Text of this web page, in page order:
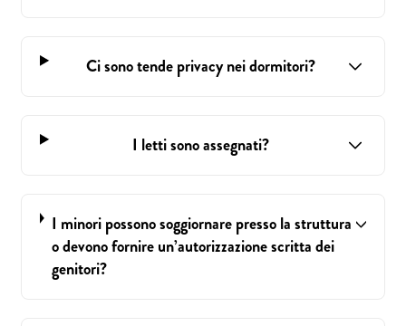
Ci sono tende privacy nei dormitori?
I letti sono assegnati?
I minori possono soggiornare presso la struttura
o devono fornire un’autorizzazione scritta dei
genitori?